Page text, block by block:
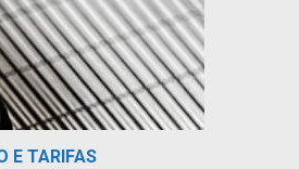
E TARIFAS